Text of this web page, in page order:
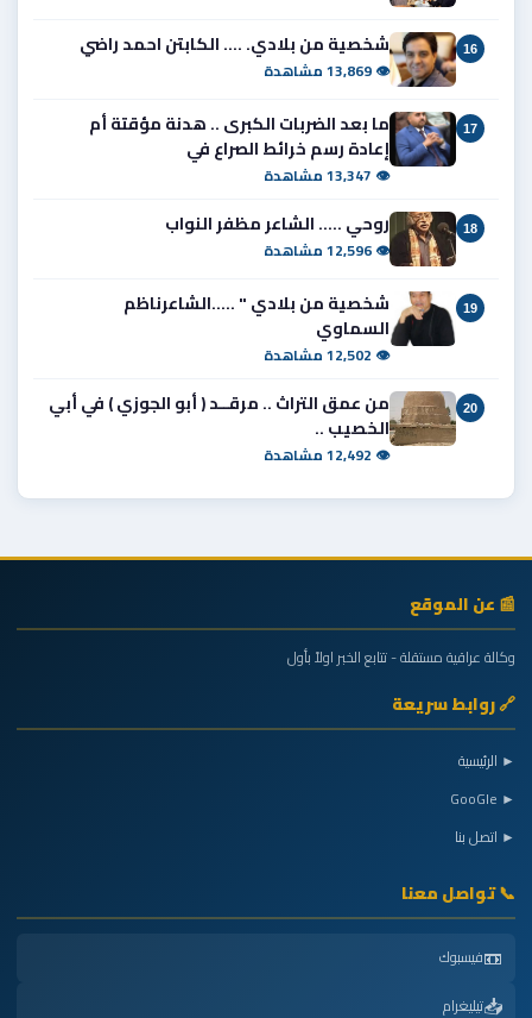
16 شخصية من بلادي. .... الكابتن احمد راضي
👁 13,869 مشاهدة
17
ما بعد الضربات الكبرى .. هدنة مؤقتة أم
إعادة رسم خرائط الصراع في
👁 13,347 مشاهدة
18 روحي ..... الشاعر مظفر النواب
👁 12,596 مشاهدة
19
شخصية من بلادي " .....الشاعرناظم
السماوي
👁 12,502 مشاهدة
20
من عمق التراث .. مرقــد ( أبو الجوزي ) في أبي
الخصيب ..
👁 12,492 مشاهدة
📰 عن الموقع
وكالة عراقية مستقلة - تتابع الخبر اولاً بأول
🔗 روابط سريعة
► الرئيسية
► GooGle
► اتصل بنا
📞 تواصل معنا
📼فيسبوك
📥تيليغرام